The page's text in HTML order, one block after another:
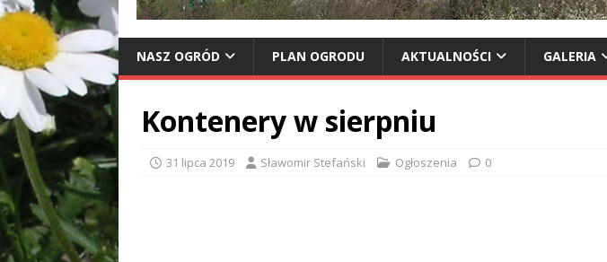
NASZ OGRÓD PLAN OGRODU AKTUALNOŚCI GALERIA
Kontenery w sierpniu
31 lipca 2019 Sławomir Stefański Ogłoszenia 0